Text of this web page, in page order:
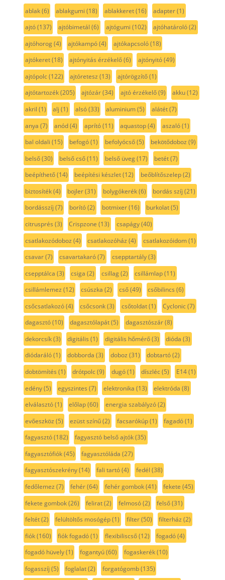
ablak(6) ablakgumi (18) ablakkeret(16) adapter(1)
ajtó(137) ajtóbimetál (6) ajtógumi (102) ajtóhatároló(2)
ajtóhorog(4) ajtókampó(4) ajtókapcsoló(18)
ajtókeret(18) ajtónyitás érzékelő(6) ajtónyitó(49)
ajtópolc(122) ajtóretesz (13) ajtórögzítő(1)
ajtótartozék(205) ajtózár(34) ajtó érzékelő(9) akku(12)
akril (1) alj (1) alsó(33) aluminium(5) alátét(7)
anya (7) anód(4) aprító(11) aquastop(4) aszaló(1)
bal oldali (15) befogó(1) befolyócső(5) bekötődoboz (9)
belső(30) belső cső(11) belső üveg(17) betét(7)
beépíthető(14) beépítési készlet(12) beőblítőszelep(2)
biztosíték(4) bojler(31) bolygókerék(6) bordás szíj (21)
bordásszíj (7) borító(2) botmixer(16) burkolat(5)
citrusprés (3) Crispzone (13) csapágy(40)
csatlakozódoboz (4) csatlakozóház (4) csatlakozóidom(1)
csavar(7) csavartakaró(7) csepptartály(3)
csepptálca (3) csiga (2) csillag(2) csillámlap(11)
csillámlemez (12) csúszka (2) cső(49) csőbilincs (6)
csőcsatlakozó(4) csőcsonk(3) csőtoldat(1) Cyclonic(7)
dagasztó(10) dagasztólapát(5) dagasztószár(8)
dekorcsík(3) digitális (1) digitális hőmérő(3) dióda (3)
diódaráló(1) dobborda (3) doboz (31) dobtartó(2)
dobtömítés (1) drótpolc(9) dugó(1) díszléc(5) E14(1)
edény(5) egyszintes (7) elektronika (13) elektróda (8)
elválasztó(1) előlap(60) energia szabályzó(2)
evőeszköz (5) ezüst színű(2) facsarókúp(1) fagadó(1)
fagyasztó(182) fagyasztó belső ajtók(35)
fagyasztófiók(45) fagyasztóláda (27)
fagyasztószekrény(14) fali tartó(4) fedél (38)
fedőlemez (7) fehér(64) fehér gombok(41) fekete (45)
fekete gombok(26) felirat(2) felmosó(2) felső(31)
feltét(2) felültöltős mosógép(1) filter(50) filterház (2)
fiók(160) fiók fogadó(1) flexibiliscső(12) fogadó(4)
fogadó hüvely(1) fogantyú(60) fogaskerék(10)
fogasszíj (5) foglalat(2) forgatógomb(135)